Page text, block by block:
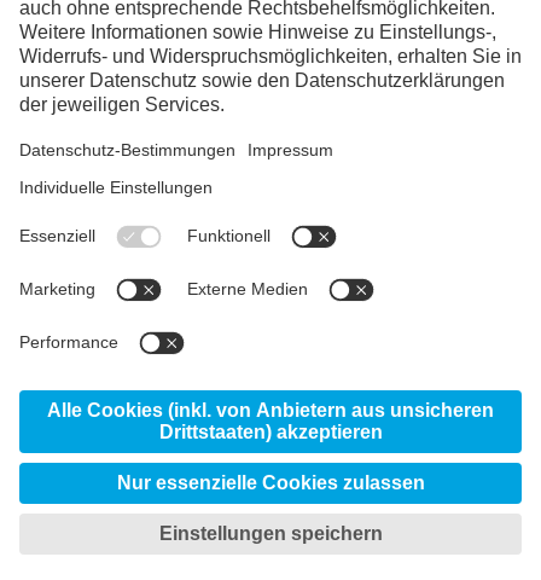
LinkedIn
Links Schweiz
voestalpine group
Ihre Ansprechpartner:innen
voestalpine AG
AG
© 2026 voestalpine High Performance Metals
Schweiz AG
Datenschutzerklärung
Privatsphäreneinstellungen